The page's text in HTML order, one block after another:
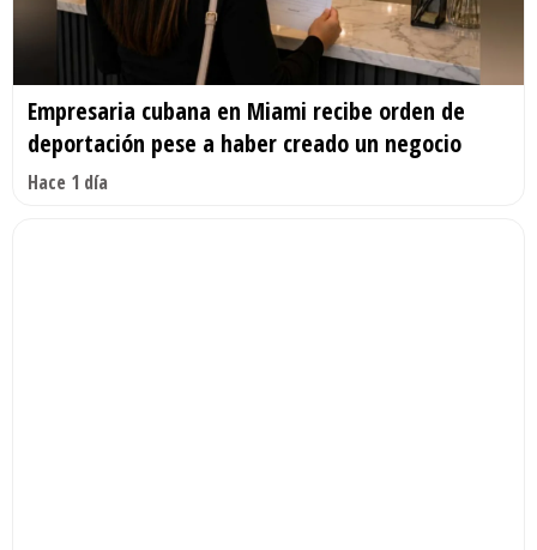
Empresaria cubana en Miami recibe orden de
deportación pese a haber creado un negocio
Hace 1 día